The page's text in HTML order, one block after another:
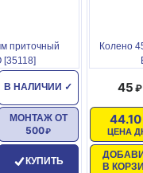
приточный
[35118]
В НАЛИЧИИ ✓
МОНТАЖ ОТ
500
КУПИТЬ
Колено
45
ЦЕНА
44.10
В